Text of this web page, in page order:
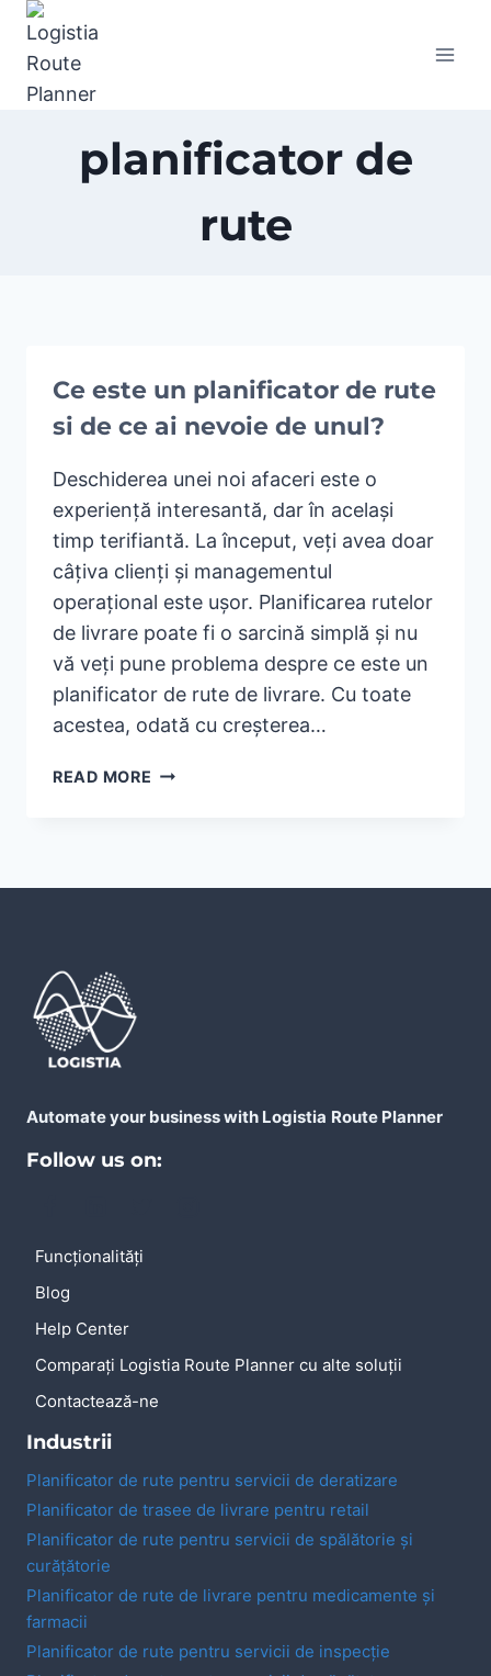
Skip
content
planificator de
rute
Ce este un planificator de rute
si de ce ai nevoie de unul?
Deschiderea unei noi afaceri este o
experiență interesantă, dar în același
timp terifiantă. La început, veți avea doar
câțiva clienți și managementul
operațional este ușor. Planificarea rutelor
de livrare poate fi o sarcină simplă și nu
vă veți pune problema despre ce este un
planificator de rute de livrare. Cu toate
acestea, odată cu creșterea…
READ MORE CE
Automate your business with Logistia Route Planner
Follow us on:
Funcționalități
Blog
Help Center
Comparați Logistia Route Planner cu alte soluții
Contactează-ne
Industrii
Planificator de rute pentru servicii de deratizare
Planificator de trasee de livrare pentru retail
Planificator de rute pentru servicii de spălătorie și
curățătorie
Planificator de rute de livrare pentru medicamente și
farmacii
Planificator de rute pentru servicii de inspecție